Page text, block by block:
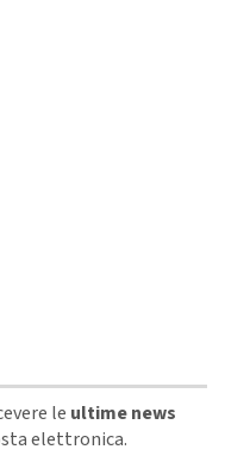
le ultime news
elettronica.